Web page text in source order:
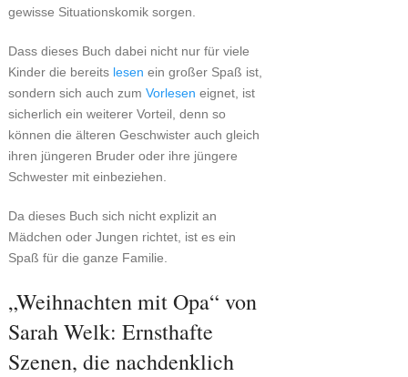
gewisse Situationskomik sorgen.
Dass dieses Buch dabei nicht nur für viele
Kinder die bereits lesen ein großer Spaß ist,
sondern sich auch zum Vorlesen eignet, ist
sicherlich ein weiterer Vorteil, denn so
können die älteren Geschwister auch gleich
ihren jüngeren Bruder oder ihre jüngere
Schwester mit einbeziehen.
Da dieses Buch sich nicht explizit an
Mädchen oder Jungen richtet, ist es ein
Spaß für die ganze Familie.
„Weihnachten mit Opa“ von
Sarah Welk: Ernsthafte
Szenen, die nachdenklich